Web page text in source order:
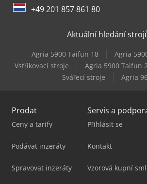
+49 201 857 861 80
Aktuální hledání
Agria 5900 Taifun 18
Agria
Vstřikovací stroje
Agria 5900 Taifun
Svářecí stroje
Agria
Prodat
Ceny a tarify
Podávat inzeráty
Spravovat inzeráty
Servis a
Přihlásit se
Kontakt
Vzorová kupní